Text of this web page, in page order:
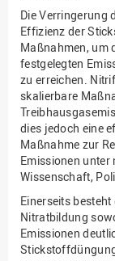
Die Verringerung
Effizienz der
Maßnahmen, um
festgelegten
zu erreichen.
skalierbare
dies jedoch eine
Maßnahme zur
Emissionen
Wissenschaft,
Einerseits
Nitratbildung
Emissionen